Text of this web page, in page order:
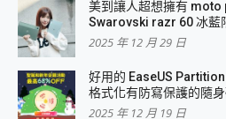
美到讓人超想擁有 moto
Swarovski razr 60 冰藍
2025 年 12 月 29 日
好用的 EaseUS
格式化有防寫保護的隨
2025 年 12 月 19 日